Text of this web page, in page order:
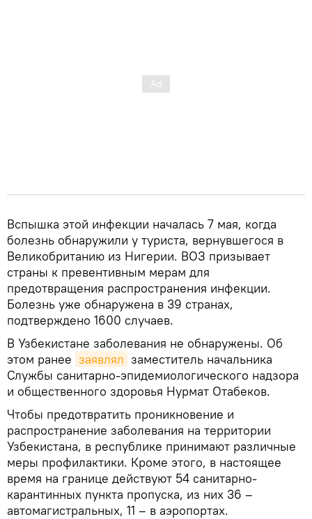
Вспышка этой инфекции началась 7 мая, когда
болезнь обнаружили у туриста, вернувшегося в
Великобританию из Нигерии. ВОЗ призывает
страны к превентивным мерам для
предотвращения распространения инфекции.
Болезнь уже обнаружена в 39 странах,
подтверждено 1600 случаев.
В Узбекистане заболевания не обнаружены. Об
этом ранее заявлял заместитель начальника
Службы санитарно-эпидемиологического надзора
и общественного здоровья Нурмат Отабеков.
Чтобы предотвратить проникновение и
распространение заболевания на территории
Узбекистана, в республике принимают различные
меры профилактики. Кроме этого, в настоящее
время на границе действуют 54 санитарно-
карантинных пункта пропуска, из них 36 –
автомагистральных, 11 – в аэропортах.